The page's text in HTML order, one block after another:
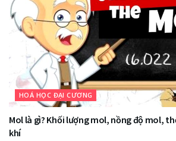
HOÁ HỌC ĐẠI CƯƠNG
Mol là gì? Khối lượng mol, nồng độ mol,
khí